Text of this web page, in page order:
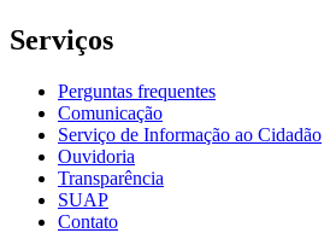
Serviços
Perguntas frequentes
Comunicação
Serviço de Informação ao Cidadão
Ouvidoria
Transparência
SUAP
Contato